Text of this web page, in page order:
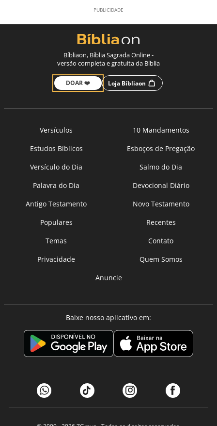
Bíbliaon, Bíblia Sagrada Online -
versão completa e gratuita da Bíblia
DOAR ❤️ Loja Bíbliaon
Versículos
10 Mandamentos
Estudos Bíblicos
Esboços de Pregação
Versículo do Dia
Salmo do Dia
Palavra do Dia
Devocional Diário
Antigo Testamento
Novo Testamento
Populares
Recentes
Temas
Contato
Privacidade
Quem Somos
Anuncie
Baixe nosso aplicativo em: